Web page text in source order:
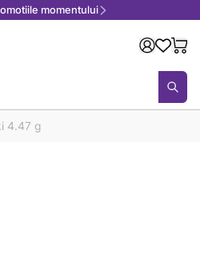
momentului
4.47 g